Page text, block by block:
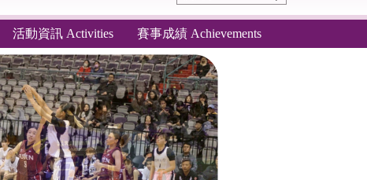
活動資訊 Activities 賽事成績 Achievements